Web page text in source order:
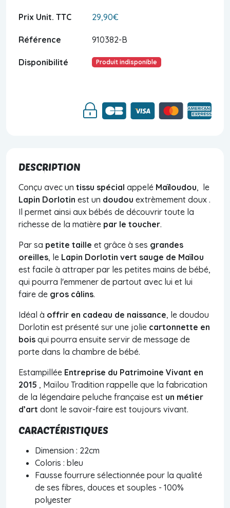
Prix Unit. TTC 29,90€
Référence 910382-B
Disponibilité Produit indisponible
DESCRIPTION
Conçu avec un tissu spécial appelé Maïloudou, le
Lapin Dorlotin est un doudou extrèmement doux .
Il permet ainsi aux bébés de découvrir toute la
richesse de la matière par le toucher.
Par sa petite taille et grâce à ses grandes
oreilles, le Lapin Dorlotin vert sauge de Maïlou
est facile à attraper par les petites mains de bébé,
qui pourra l'emmener de partout avec lui et lui
faire de gros câlins.
Idéal à offrir en cadeau de naissance, le doudou
Dorlotin est présenté sur une jolie cartonnette en
bois qui pourra ensuite servir de message de
porte dans la chambre de bébé.
Estampillée Entreprise du Patrimoine Vivant en
2015 , Maïlou Tradition rappelle que la fabrication
de la légendaire peluche française est un métier
d’art dont le savoir-faire est toujours vivant.
CARACTÉRISTIQUES
Dimension : 22cm
Coloris : bleu
Fausse fourrure sélectionnée pour la qualité
de ses fibres, douces et souples - 100%
polyester